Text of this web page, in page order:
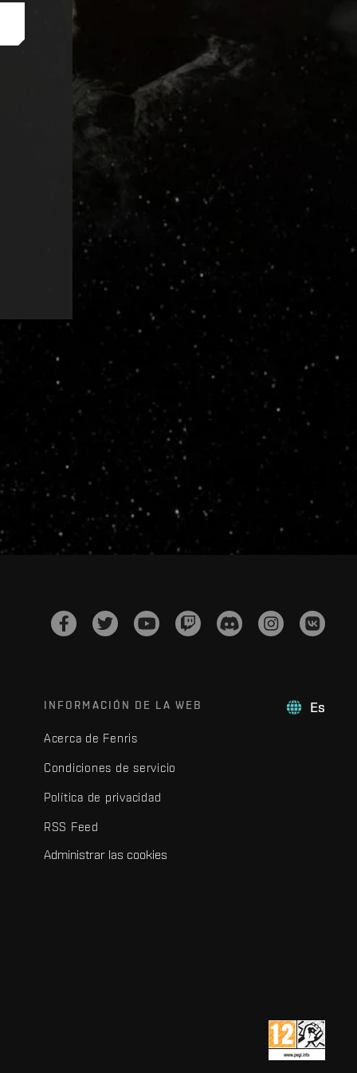
Es
INFORMACIÓN DE LA WEB
Acerca de Fenris
Condiciones de servicio
Política de privacidad
RSS Feed
Administrar las cookies